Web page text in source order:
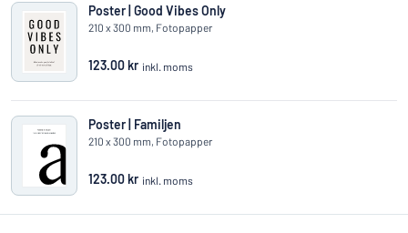
Poster | Good Vibes Only
210 x 300 mm, Fotopapper
123.00 kr inkl. moms
Poster | Familjen
210 x 300 mm, Fotopapper
123.00 kr inkl. moms